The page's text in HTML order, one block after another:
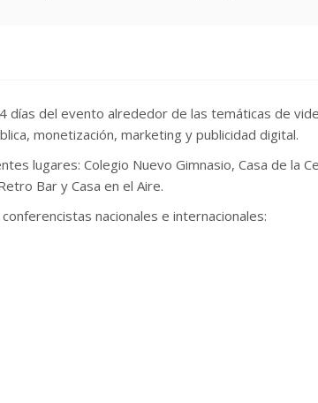
días del evento alrededor de las temáticas de
monetización, marketing y publicidad digital.
lugares: Colegio Nuevo Gimnasio, Casa de la
Bar y Casa en el Aire.
nacionales e internacionales: